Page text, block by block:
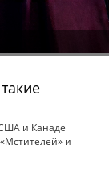
и Канаде
и